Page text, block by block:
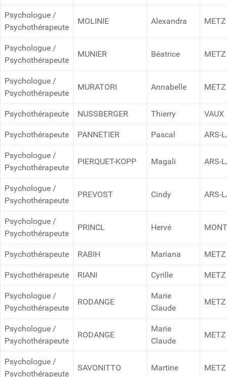
Psychologue /
Psychothérapeute
MOLINIE Alexandra METZ
Psychologue /
Psychothérapeute
MUNIER Béatrice METZ
Psychologue /
Psychothérapeute
MURATORI Annabelle METZ
Psychothérapeute NUSSBERGER Thierry VAUX
Psychothérapeute PANNETIER Pascal ARS-
Psychologue /
Psychothérapeute
PIERQUET-KOPP Magali ARS-
Psychologue /
Psychothérapeute
PREVOST Cindy ARS-
Psychologue /
Psychothérapeute
PRINCL Hervé
Psychothérapeute RABIH Mariana METZ
Psychothérapeute RIANI Cyrille METZ
Psychologue /
Psychothérapeute
RODANGE
Marie
Claude
METZ
Psychologue /
Psychothérapeute
RODANGE
Marie
Claude
METZ
Psychologue /
Psychothérapeute
SAVONITTO Martine METZ